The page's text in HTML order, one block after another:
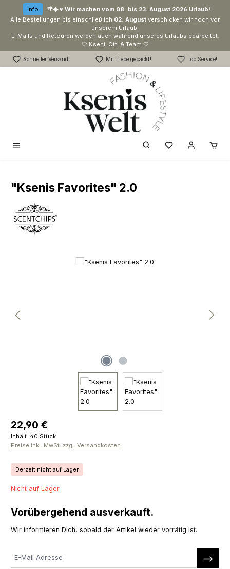
Zum Hauptinhalt springen
Info
🌴☀️ ♥ Wir machen vom 08. bis 23. August 2026 Urlaub!
Alle Bestellungen bis einschließlich 02. August verschicken wir noch vor
unserem Urlaub.
E-Mails und Retouren werden auch während unseres Urlaubs bearbeitet.
🤍 Kseni, Otti & Team 🤍
Schneller Versand! Mit Liebe gepackt! Top Service!
Du hast 0
"Ksenis Favorites" 2.0
Bildergalerie überspringen
Regulärer Preis:
22,90 €
Inhalt: 40 Stück
Preise inkl. MwSt. zzgl. Versandkosten
Derzeit nicht auf Lager
Nicht auf Lager.
Vorübergehend ausverkauft.
Wir informieren Dich, sobald der Artikel wieder vorrätig ist.